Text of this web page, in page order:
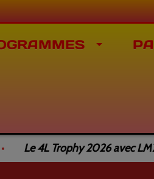
Le 4L Trophy 2026 avec LM7